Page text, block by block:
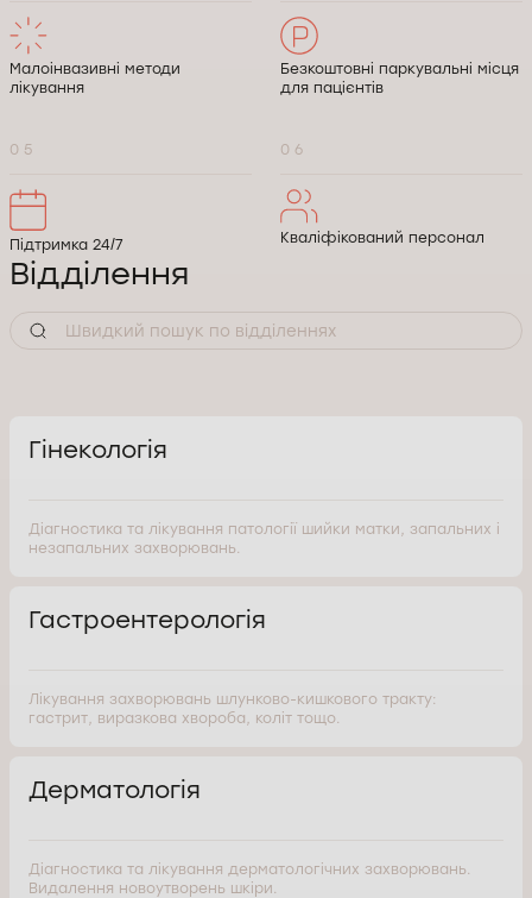
Малоінвазивні методи
лікування
Безкоштовні паркувальні місця
для пацієнтів
0 5
Підтримка 24/7
0 6
Кваліфікований персонал
Відділення
Гінекологія
Діагностика та лікування патології шийки матки, запальних і
незапальних захворювань.
Гастроентерологія
Лікування захворювань шлунково-кишкового тракту:
гастрит, виразкова хвороба, коліт тощо.
Дерматологія
Діагностика та лікування дерматологічних захворювань.
Видалення новоутворень шкіри.